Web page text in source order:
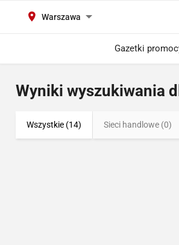
Warszawa
Gazetki
Wyniki wyszukiwania
Wszystkie (14) Sieci handlowe (0)